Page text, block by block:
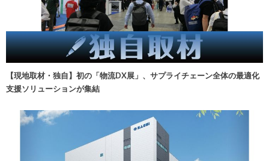
【現地取材・独自】初の「物流DX展」、サプライチェーン全体の最適化
支援ソリューションが集結